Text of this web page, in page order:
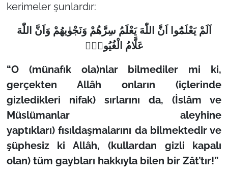
kerimeler şunlardır:
اَلَمْ يَعْلَمُٓوا اَنَّ اللّٰهَ يَعْلَمُ سِرَّهُمْ وَنَجْوٰيهُمْ وَاَنَّ اللّٰهَ
عَلَّامُ الْغُيُوبِۚ
“O (münafık ola)nlar bilmediler mi ki,
gerçekten Allâh onların (içlerinde
gizledikleri nifak) sırlarını da, (İslâm ve
Müslümanlar aleyhine
yaptıkları) fısıldaşmalarını da bilmektedir ve
şüphesiz ki Allâh, (kullardan gizli kapalı
olan) tüm gaybları hakkıyla bilen bir Zât’tır!”